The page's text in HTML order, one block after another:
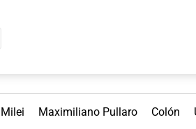
Maximiliano Pullaro Colón